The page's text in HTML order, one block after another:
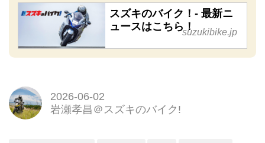
スズキのバイク！- 最新ニ
ュースはこちら！suzukibike.jp
2026-06-02
岩瀬孝昌＠スズキのバイク!